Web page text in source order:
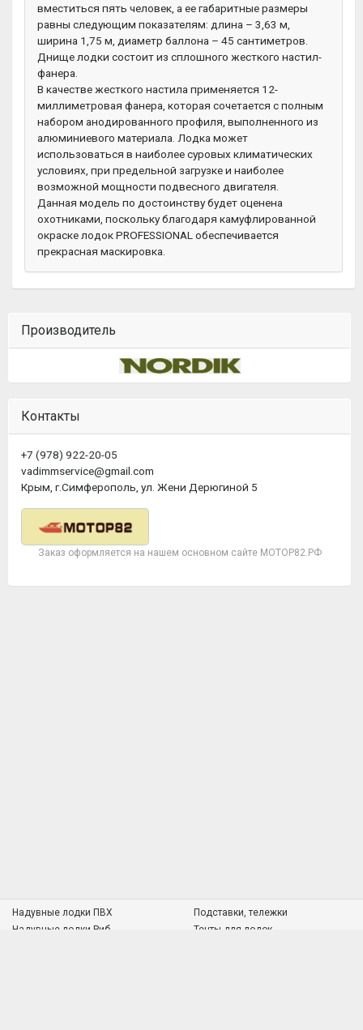
вместиться пять человек, а ее габаритные размеры
равны следующим показателям: длина – 3,63 м,
ширина 1,75 м, диаметр баллона – 45 сантиметров.
Днище лодки состоит из сплошного жесткого настил-
фанера.
В качестве жесткого настила применяется 12-
миллиметровая фанера, которая сочетается с полным
набором анодированного профиля, выполненного из
алюминиевого материала. Лодка может
использоваться в наиболее суровых климатических
условиях, при предельной загрузке и наиболее
возможной мощности подвесного двигателя.
Данная модель по достоинству будет оценена
охотниками, поскольку благодаря камуфлированной
окраске лодок PROFESSIONAL обеспечивается
прекрасная маскировка.
Производитель
Контакты
+7 (978) 922-20-05
vadimmservice@gmail.com
Крым, г.Симферополь, ул. Жени Дерюгиной 5
Заказ оформляется на нашем основном сайте МОТОР82.РФ
Надувные лодки ПВХ
Надувные лодки Риб
Подставки, тележки
Тенты для лодок